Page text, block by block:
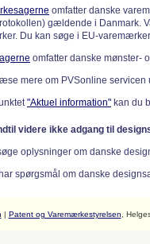
omfatter danske
gældende i Danmark.
Du kan søge i EU-
omfatter danske mønster-
mere om PVSonline
"Aktuel information" kan du
videre ikke adgang til
oplysninger om danske
spørgsmål om danske
| Patent og Varemærkestyrelsen ,